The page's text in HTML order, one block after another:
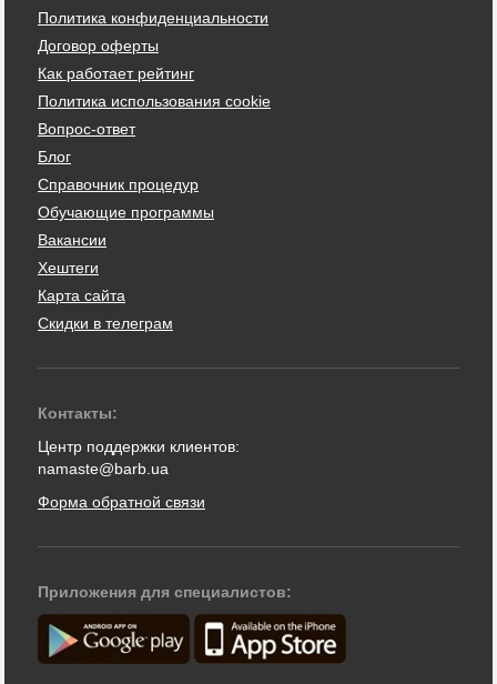
Политика конфиденциальности
Договор оферты
Как работает рейтинг
Политика использования cookie
Вопрос-ответ
Блог
Справочник процедур
Обучающие программы
Вакансии
Хештеги
Карта сайта
Скидки в телеграм
Контакты:
Центр поддержки клиентов:
namaste@barb.ua
Форма обратной связи
Приложения для специалистов: